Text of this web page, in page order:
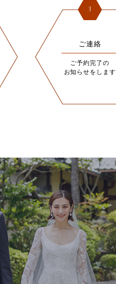
3
ご連絡
ご予約完了の
お知らせをします